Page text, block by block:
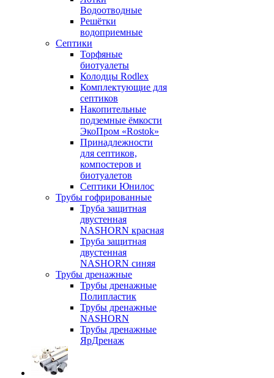
Водоотводные
Решётки
водоприемные
Септики
Торфяные
биотуалеты
Колодцы Rodlex
Комплектующие для
септиков
Накопительные
подземные ёмкости
ЭкоПром «Rostok»
Принадлежности
для септиков,
компостеров и
биотуалетов
Септики Юнилос
Трубы гофрированные
Труба защитная
двустенная
NASHORN красная
Труба защитная
двустенная
NASHORN синяя
Трубы дренажные
Трубы дренажные
Полипластик
Трубы дренажные
NASHORN
Трубы дренажные
ЯрДренаж